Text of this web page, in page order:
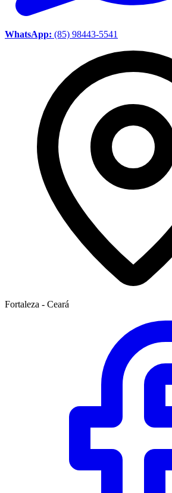
WhatsApp: (85) 98443-5541
Fortaleza - Ceará